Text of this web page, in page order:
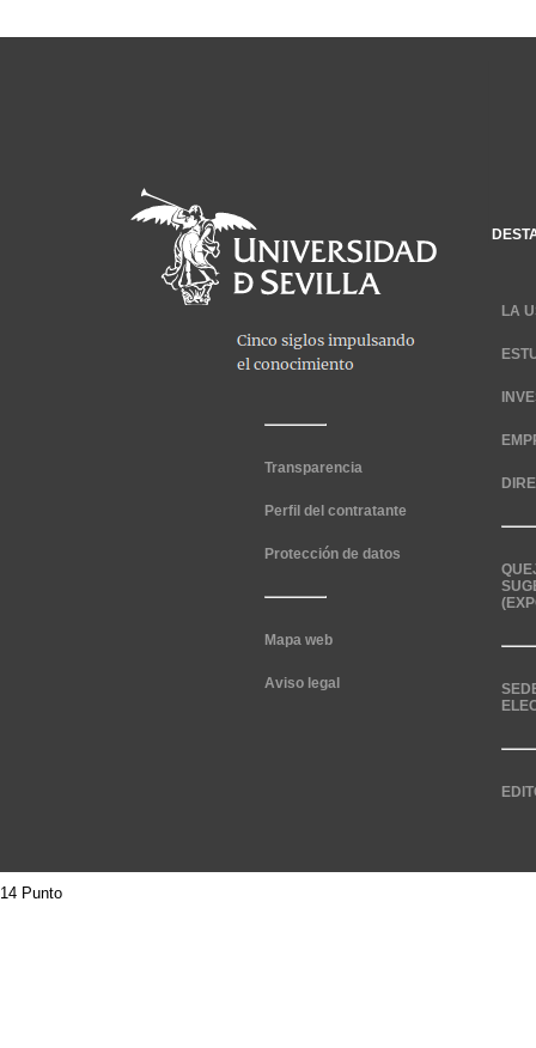
Transparencia
Perfil del contratante
Protección de datos
Mapa web
Aviso legal
LA
14 Punto